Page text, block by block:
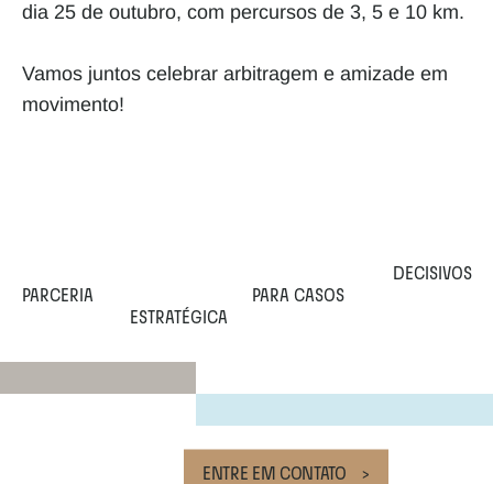
dia 25 de outubro, com percursos de 3, 5 e 10 km.
Vamos juntos celebrar arbitragem e amizade em
movimento!
PARCERIA
ESTRATÉGICA
PARA CASOS
DECISIVOS
ENTRE EM CONTATO    >